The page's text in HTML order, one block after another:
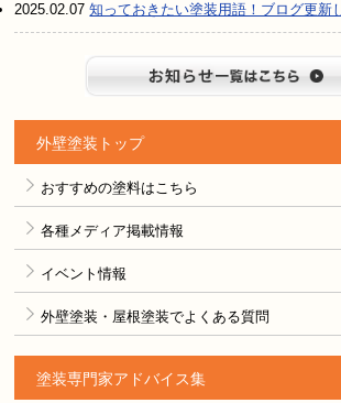
2025.02.07知っておきたい塗装用語！ブログ更新
外壁塗装トップ
おすすめの塗料はこちら
各種メディア掲載情報
イベント情報
外壁塗装・屋根塗装でよくある質問
塗装専門家アドバイス集